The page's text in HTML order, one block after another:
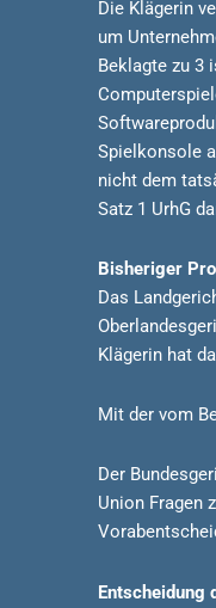
Die Klägerin
um
Beklagte zu 3
Spielkonsole
nicht dem
Satz 1 UrhG
Bisheriger
Das
Klägerin hat
Mit der vom
Der
Union Fragen
Entscheidung